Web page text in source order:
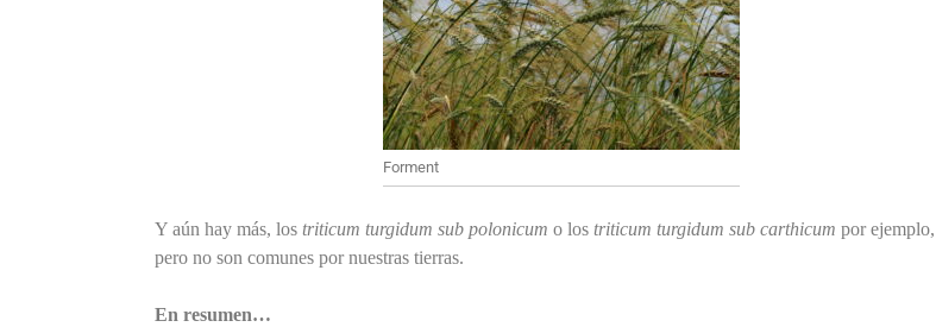
Forment
Y aún hay más, los triticum turgidum sub polonicum o los triticum turgidum sub carthicum por ejemplo,
pero no son comunes por nuestras tierras.
En resumen…